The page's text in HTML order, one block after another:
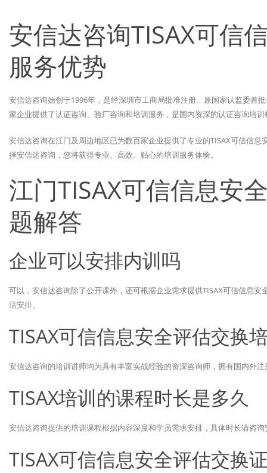
安信达咨询TISAX可信
服务优势
安信达咨询始创于1996年，是经深圳市工商局批准注册、原国家认监委首
家企业提供了认证咨询、验厂咨询和培训服务，是国内资深的认证咨询培训
安信达咨询在江门及周边地区已为数百家企业提供了专业的TISAX可信信
择安信达咨询，您将获得专业、高效、贴心的培训服务体验。
江门TISAX可信信息安
题解答
企业可以安排内训吗
可以，安信达咨询除了公开课外，还可根据企业需求提供TISAX可信信息
活安排。
TISAX可信信息安全评估交换
安信达咨询的培训讲师均为具有丰富实战经验的资深咨询师，拥有国内外
TISAX培训的课程时长是多久
安信达咨询提供的培训课程根据内容深度和学员需求安排，具体时长请咨
TISAX可信信息安全评估交换